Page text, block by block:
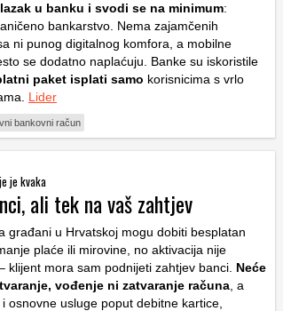
u banku i svodi se na minimum:
bankarstvo. Nema zajamčenih
ni punog digitalnog komfora, a mobilne
se dodatno naplaćuju. Banke su iskoristile
paket isplati samo korisnicima s vrlo
Lider
bankovni račun
je kvaka
ali tek na vaš zahtjev
građani u Hrvatskoj mogu dobiti besplatan
plaće ili mirovine, no aktivacija nije
klijent mora sam podnijeti zahtjev banci. Neće
vođenje ni zatvaranje računa , a
osnovne usluge poput debitne kartice,